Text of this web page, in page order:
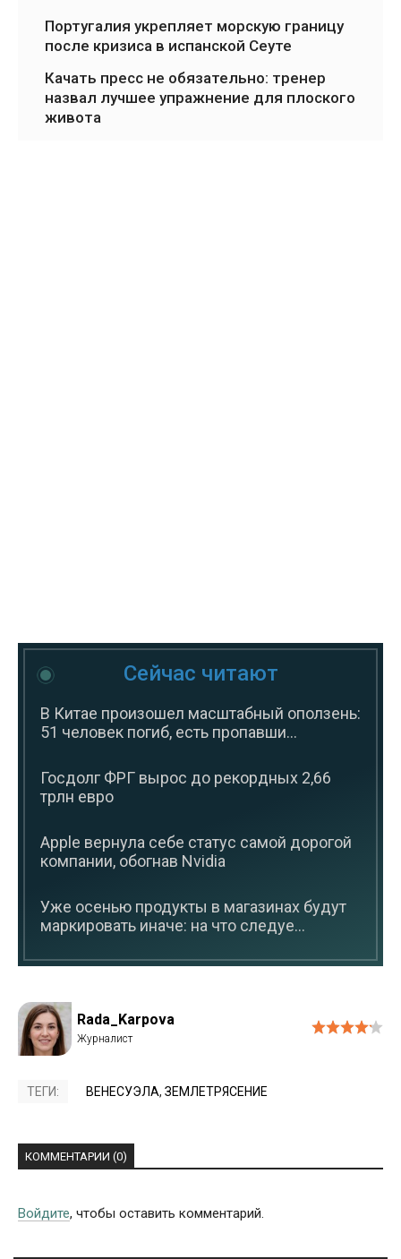
Португалия укрепляет морскую границу
после кризиса в испанской Сеуте
Качать пресс не обязательно: тренер
назвал лучшее упражнение для плоского
живота
Сейчас читают
В Китае произошел масштабный оползень:
51 человек погиб, есть пропавши...
Госдолг ФРГ вырос до рекордных 2,66
трлн евро
Apple вернула себе статус самой дорогой
компании, обогнав Nvidia
Уже осенью продукты в магазинах будут
маркировать иначе: на что следуе...
Rada_Karpova
ТЕГИ: ВЕНЕСУЭЛА, ЗЕМЛЕТРЯСЕНИЕ
КОММЕНТАРИИ (0)
Войдите, чтобы оставить комментарий.